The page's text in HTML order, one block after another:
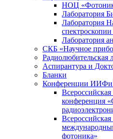
НОЦ
Лаборатория
Лаборатория
Лаборатория
СКБ «Научное
Радиолюбительская
Аспирантура и
Бланки
Конференции
конференция
фотоника»